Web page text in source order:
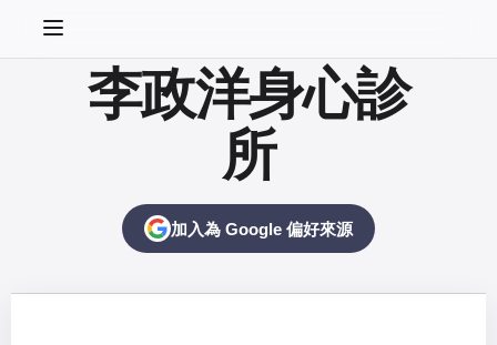
李政洋身心診
所
加入為 Google 偏好來源